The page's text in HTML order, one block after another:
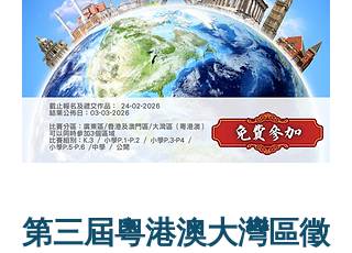
第三屆粵港澳大灣區徵